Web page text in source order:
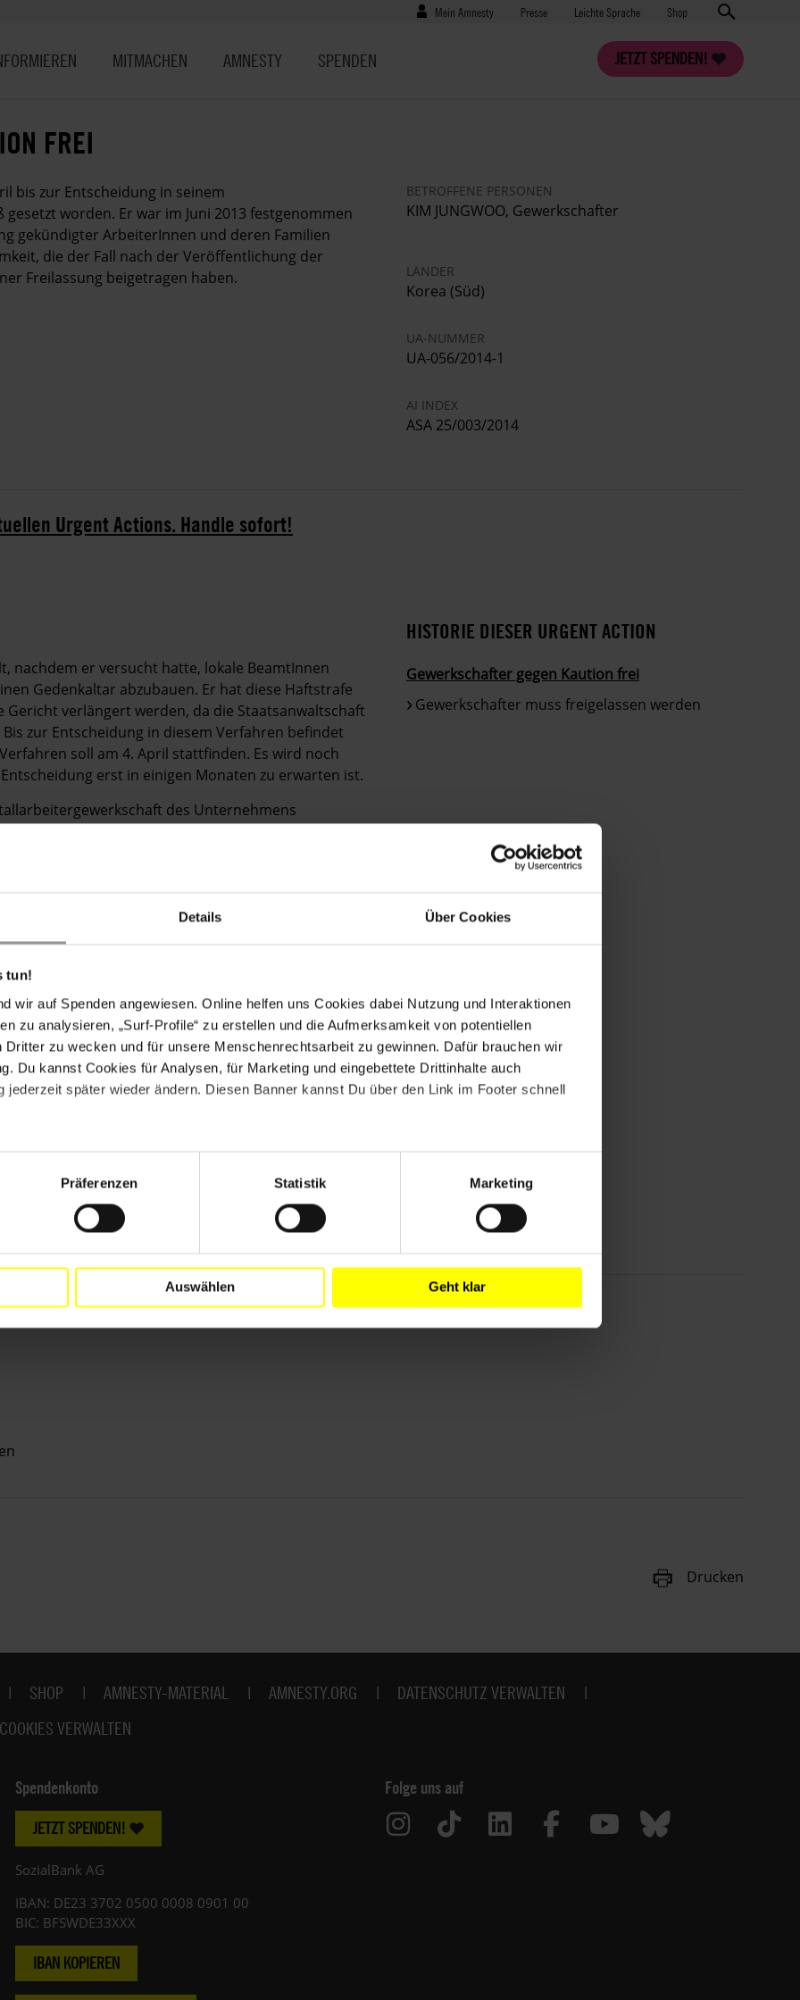
Details Über Cookies
tun!
wir auf Spenden angewiesen. Online helfen uns Cookies dabei Nutzung und Interaktionen
zu analysieren, „Surf-Profile“ zu erstellen und die Aufmerksamkeit von potentiellen
Dritter zu wecken und für unsere Menschenrechtsarbeit zu gewinnen. Dafür brauchen wir
Du kannst Cookies für Analysen, für Marketing und eingebettete Drittinhalte auch
jederzeit später wieder ändern. Diesen Banner kannst Du über den Link im Footer schnell
Präferenzen Statistik Marketing
Auswählen Geht klar
Benutzermenü
Mein Amnesty Presse
Presse Leichte Sprache Shop
JETZT SPENDEN!
MITMACHEN AMNESTY SPENDEN
FREI
bis zur Entscheidung in seinem
worden. Er war im Juni 2013 festgenommen
gekündigter ArbeiterInnen und deren Familien
die der Fall nach der Veröffentlichung der
Freilassung beigetragen haben.
BETROFFENE PERSONEN
KIM JUNGWOO, Gewerkschafter
LÄNDER
Korea (Süd)
UA-NUMMER
UA-056/2014-1
AI INDEX
ASA 25/003/2014
Urgent Actions. Handle sofort!
nachdem er versucht hatte, lokale BeamtInnen
Gedenkaltar abzubauen. Er hat diese Haftstrafe
verlängert werden, da die Staatsanwaltschaft
zur Entscheidung in diesem Verfahren befindet
soll am 4. April stattfinden. Es wird noch
erst in einigen Monaten zu erwarten ist.
des Unternehmens
wurde die Wiedereinstellung von ArbeiterInnen
worden waren. Zudem wurde der 24
während dieser Zeit das Leben genommen
sind. Obwohl alle nötigen Benachrichtigungen
wurden, verbot diese am 30. Mai 2013 die
Verfügung gegen das Verbot. Über diesen
im Juni 2013 das Protestcamp auflösten.
Einschränkungen ausgesetzt. Neben Kim Jungwoo
wegen ihrer rechtmäßigen Aktivitäten in Haft
versuchen zudem, einige große
und haben langwierige Gerichtsverfahren gegen
weiteren Appelle des Eilaktionsnetzes
Action beteiligt haben. Amnesty International
gegebenenfalls weitere Aktionen einleiten.
HISTORIE DIESER URGENT ACTION
Gewerkschafter gegen Kaution frei
Gewerkschafter muss freigelassen werden
Drucken
SHOP AMNESTY-MATERIAL AMNESTY.ORG
DATENSCHUTZ VERWALTEN
COOKIES VERWALTEN
Spendenkonto
JETZT SPENDEN!
SozialBank AG
IBAN: DE23 3702 0500 0008 0901 00
BIC: BFSWDE33XXX
IBAN KOPIEREN
Folge uns auf